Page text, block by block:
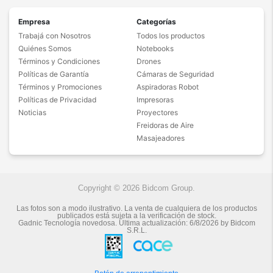
Empresa
Trabajá con Nosotros
Quiénes Somos
Términos y Condiciones
Políticas de Garantía
Términos y Promociones
Políticas de Privacidad
Noticias
Categorías
Todos los productos
Notebooks
Drones
Cámaras de Seguridad
Aspiradoras Robot
Impresoras
Proyectores
Freidoras de Aire
Masajeadores
Copyright © 2026 Bidcom Group.
Las fotos son a modo ilustrativo. La venta de cualquiera de los productos
publicados está sujeta a la verificación de stock.
Gadnic Tecnología novedosa.Última actualización: 6/8/2026 by Bidcom
S.R.L.